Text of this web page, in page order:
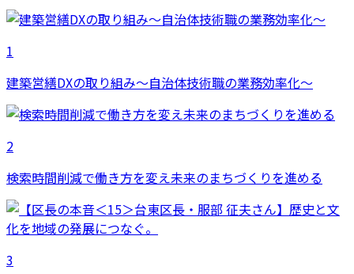
1
建築営繕DXの取り組み～自治体技術職の業務効率化～
2
検索時間削減で働き方を変え未来のまちづくりを進める
3